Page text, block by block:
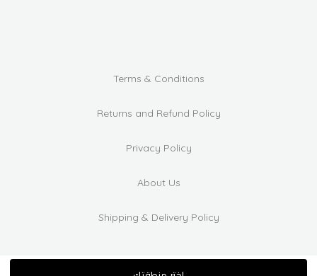
Terms & Conditions
Returns and Refund Policy
Privacy Policy
About Us
Shipping & Delivery Policy